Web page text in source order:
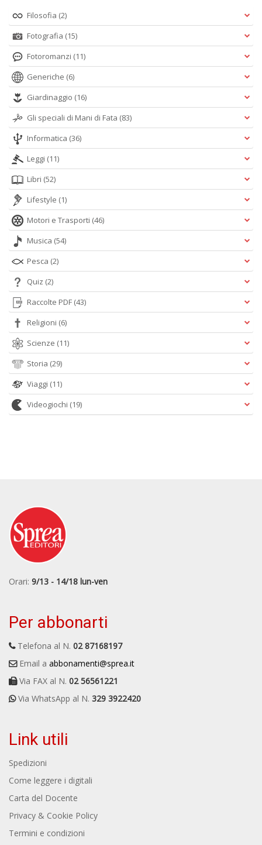
Filosofia (2)
Fotografia (15)
Fotoromanzi (11)
Generiche (6)
Giardinaggio (16)
Gli speciali di Mani di Fata (83)
Informatica (36)
Leggi (11)
Libri (52)
Lifestyle (1)
Motori e Trasporti (46)
Musica (54)
Pesca (2)
Quiz (2)
Raccolte PDF (43)
Religioni (6)
Scienze (11)
Storia (29)
Viaggi (11)
Videogiochi (19)
Orari: 9/13 - 14/18 lun-ven
Per abbonarti
Telefona al N. 02 87168197
Email a abbonamenti@sprea.it
Via FAX al N. 02 56561221
Via WhatsApp al N. 329 3922420
Link utili
Spedizioni
Come leggere i digitali
Carta del Docente
Privacy & Cookie Policy
Termini e condizioni